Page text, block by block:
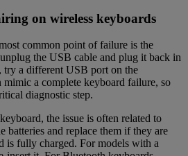
on wireless keyboards
common point of failure is the
the USB cable and plug it back in
a different USB port on the
a complete keyboard failure, so
diagnostic step.
the issue is often related to
batteries and replace them if they are
is fully charged. For models with a